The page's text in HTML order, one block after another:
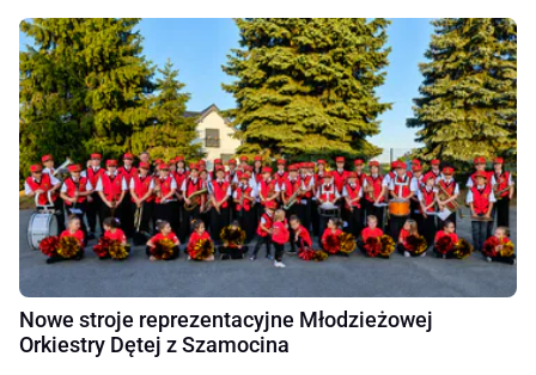
Nowe stroje reprezentacyjne Młodzieżowej
Orkiestry Dętej z Szamocina